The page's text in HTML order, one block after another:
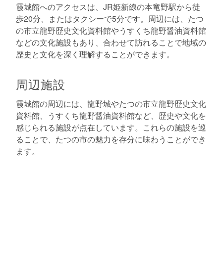
霞城館へのアクセスは、JR姫新線の本竜野駅から徒
歩20分、またはタクシーで5分です。周辺には、たつ
の市立龍野歴史文化資料館やうすくち龍野醤油資料館
などの文化施設もあり、合わせて訪れることで地域の
歴史と文化を深く理解することができます。
周辺施設
霞城館の周辺には、龍野城やたつの市立龍野歴史文化
資料館、うすくち龍野醤油資料館など、歴史や文化を
感じられる施設が点在しています。これらの施設を巡
ることで、たつの市の魅力を存分に味わうことができ
ます。